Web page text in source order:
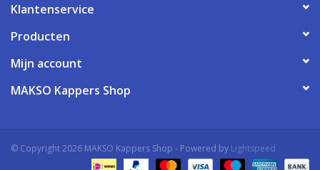
Klantenservice
Producten
Mijn account
MAKSO Kappers Shop
© Copyright 2026 MAKSO Kappers Shop - Powered by Lightspeed